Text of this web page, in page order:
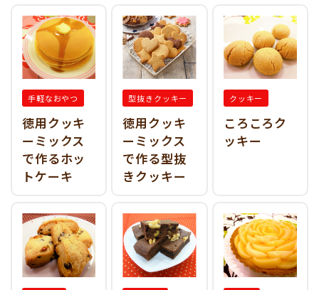
手軽なおやつ
徳用クッキ
ーミックス
で作るホッ
トケーキ
型抜きクッキー
徳用クッキ
ーミックス
で作る型抜
きクッキー
クッキー
ころころク
ッキー